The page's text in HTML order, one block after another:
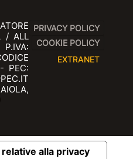
/ ALL
PEC:
PRIVACY POLICY
COOKIE POLICY
EXTRANET
alla privacy